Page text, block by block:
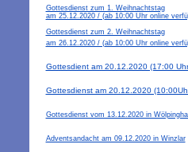
Gottesdienst zum 1. Weihnachtstag
am 25.12.2020 / (ab 10:00 Uhr online
Gottesdienst zum 2. Weihnachtstag
am 26.12.2020 / (ab 10:00 Uhr online
Gottesdient am 20.12.2020 (17:00
Gottesdienst am 20.12.2020
Gottesdienst vom 13.12.2020 in
Adventsandacht am 09.12.2020 in Winzlar